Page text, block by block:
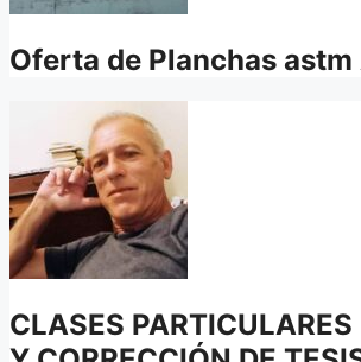
Oferta de Planchas astm
CLASES